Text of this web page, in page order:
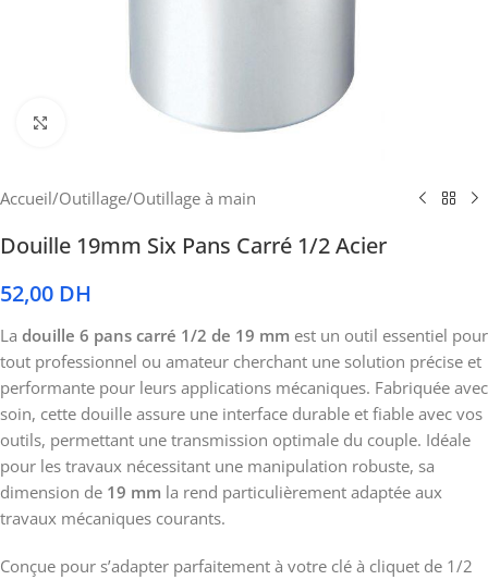
Cliquez pour agrandir
Accueil/Outillage/Outillage à main
Douille 19mm Six Pans Carré 1/2 Acier
52,00 DH
La douille 6 pans carré 1/2 de 19 mm est un outil essentiel pour
tout professionnel ou amateur cherchant une solution précise et
performante pour leurs applications mécaniques. Fabriquée avec
soin, cette douille assure une interface durable et fiable avec vos
outils, permettant une transmission optimale du couple. Idéale
pour les travaux nécessitant une manipulation robuste, sa
dimension de 19 mm la rend particulièrement adaptée aux
travaux mécaniques courants.
Conçue pour s’adapter parfaitement à votre clé à cliquet de 1/2